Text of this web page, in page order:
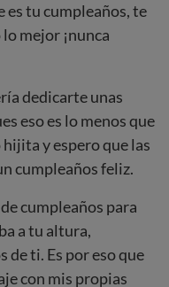
es tu cumpleaños, te
mejor ¡nunca
dedicarte unas
eso es lo menos que
y espero que las
cumpleaños feliz.
cumpleaños para
a tu altura,
de ti. Es por eso que
con mis propias